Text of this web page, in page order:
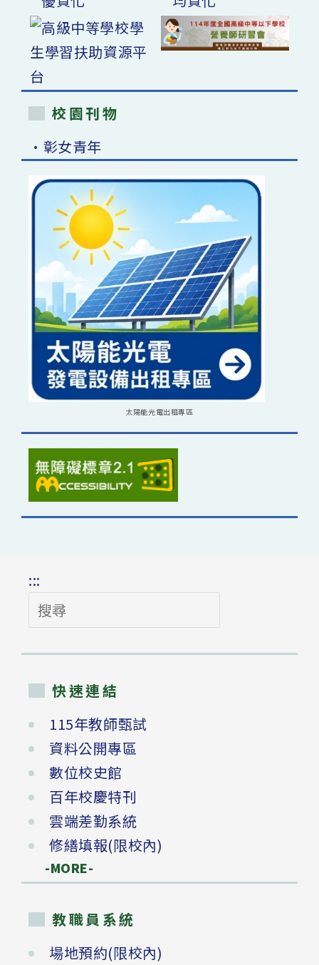
校園刊物
•彰女青年
太陽能光電出租專區
:::
搜
尋
快速連結
115年教師甄試
資料公開專區
數位校史館
百年校慶特刊
雲端差勤系統
修繕填報(限校內)
-MORE-
教職員系統
場地預約(限校內)